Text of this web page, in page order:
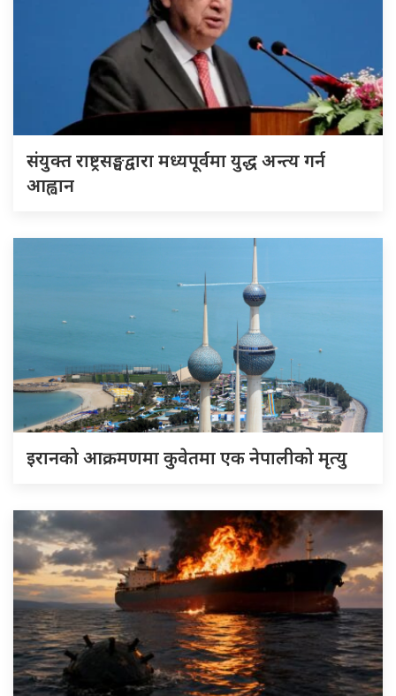
संयुक्त राष्ट्रसङ्घद्वारा मध्यपूर्वमा युद्ध अन्त्य गर्न
आह्वान
इरानको आक्रमणमा कुवेतमा एक नेपालीको मृत्यु